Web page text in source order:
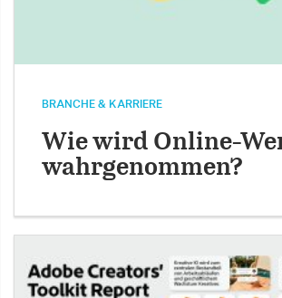
BRANCHE & KARRIERE
Wie wird Online-
wahrgenommen?